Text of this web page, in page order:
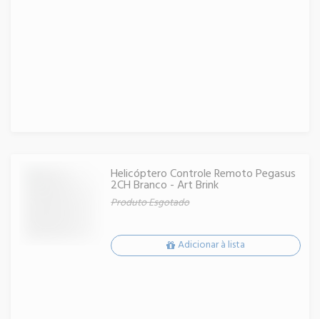
Helicóptero Controle Remoto Pegasus
2CH Branco - Art Brink
Produto Esgotado
Adicionar à lista